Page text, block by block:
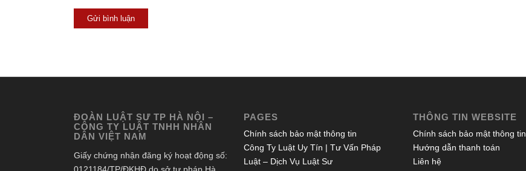
ĐOÀN LUẬT SƯ TP HÀ NỘI –
CÔNG TY LUẬT TNHH NHÂN
DÂN VIỆT NAM
Giấy chứng nhận đăng ký hoạt động số:
PAGES
Chính sách bảo mật thông tin
Công Ty Luật Uy Tín | Tư Vấn Pháp
Luật – Dịch Vụ Luật Sư
THÔNG TIN WEBSITE
Chính sách bảo mật thông tin
Hướng dẫn thanh toán
Liên hệ